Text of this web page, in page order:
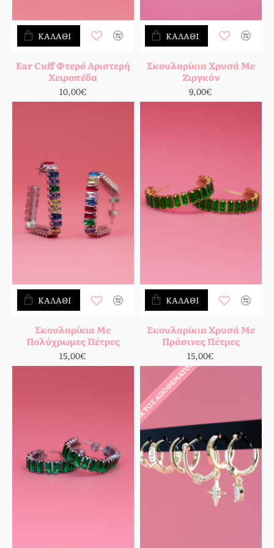
Ear Cuff Φτερό Αριστερή
Χειροπέδα
10,00€
ΚΑΛΆΘΙ
Σκουλαρίκια Χρυσά Με
Ζιργκόν
9,00€
ΚΑΛΆΘΙ
Σκουλαρίκια Με
Πολύχρωμες Πέτρες
15,00€
ΚΑΛΆΘΙ
Σκουλαρίκια Χρυσά Με
Πράσινες Πέτρες
15,00€
ΚΑΛΆΘΙ
ΕΚΤΌΣ ΑΠΟΘΈΜΑΤΟΣ